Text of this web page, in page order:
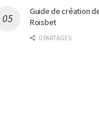
Guide de création
Roisbet
0 PARTAGES